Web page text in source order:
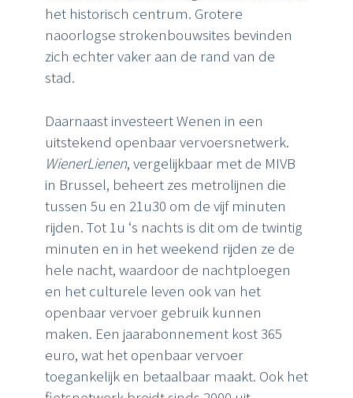
het historisch centrum. Grotere
naoorlogse strokenbouwsites bevinden
zich echter vaker aan de rand van de
stad.
Daarnaast investeert Wenen in een
uitstekend openbaar vervoersnetwerk.
WienerLienen, vergelijkbaar met de MIVB
in Brussel, beheert zes metrolijnen die
tussen 5u en 21u30 om de vijf minuten
rijden. Tot 1u ‘s nachts is dit om de twintig
minuten en in het weekend rijden ze de
hele nacht, waardoor de nachtploegen
en het culturele leven ook van het
openbaar vervoer gebruik kunnen
maken. Een jaarabonnement kost 365
euro, wat het openbaar vervoer
toegankelijk en betaalbaar maakt. Ook het